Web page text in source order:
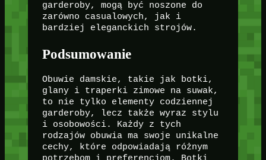
garderoby, mogą być noszone do
zarówno casualowych, jak i
bardziej eleganckich strojów.
Podsumowanie
Obuwie damskie, takie jak botki,
glany i traperki zimowe na suwak,
to nie tylko elementy codziennej
garderoby, lecz także wyraz stylu
i osobowości. Każdy z tych
rodzajów obuwia ma swoje unikalne
cechy, które odpowiadają różnym
potrzebom i preferencjom. Botki